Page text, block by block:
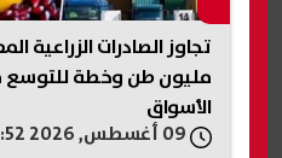
مليون طن وخطة
الأسواق